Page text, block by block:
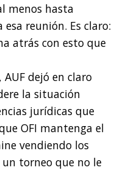
menos hasta
reunión. Es claro:
atrás con esto que
dejó en claro
la situación
jurídicas que
OFI mantenga el
vendiendo los
un torneo que no le